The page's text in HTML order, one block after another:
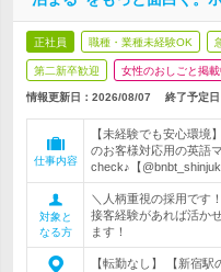
正社員 職種・業種未経験OK
第二新卒歓迎 女性のおしごと掲載
情報更新日：2026/08/07 終了予定日
仕事内容
【未経験でも安心環境
のお客様対応用の英語
check♪【
対象と
なる方
＼人柄重視の採用です
接客経験があれば活か
ます！
【転勤なし】 【新宿